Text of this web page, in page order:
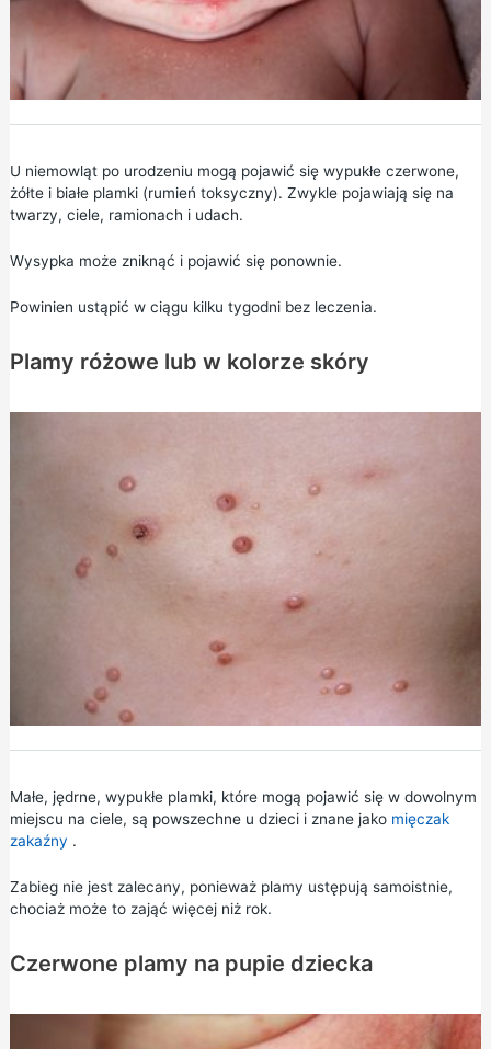
U niemowląt po urodzeniu mogą pojawić się wypukłe czerwone,
żółte i białe plamki (rumień toksyczny). Zwykle pojawiają się na
twarzy, ciele, ramionach i udach.
Wysypka może zniknąć i pojawić się ponownie.
Powinien ustąpić w ciągu kilku tygodni bez leczenia.
Plamy różowe lub w kolorze skóry
Małe, jędrne, wypukłe plamki, które mogą pojawić się w dowolnym
miejscu na ciele, są powszechne u dzieci i znane jako mięczak
zakaźny .
Zabieg nie jest zalecany, ponieważ plamy ustępują samoistnie,
chociaż może to zająć więcej niż rok.
Czerwone plamy na pupie dziecka